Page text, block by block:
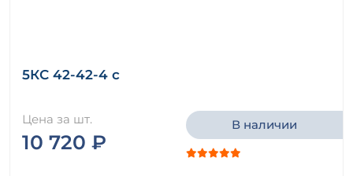
5КС 42-42-4 с
Цена за шт.
10 720 ₽
В наличии